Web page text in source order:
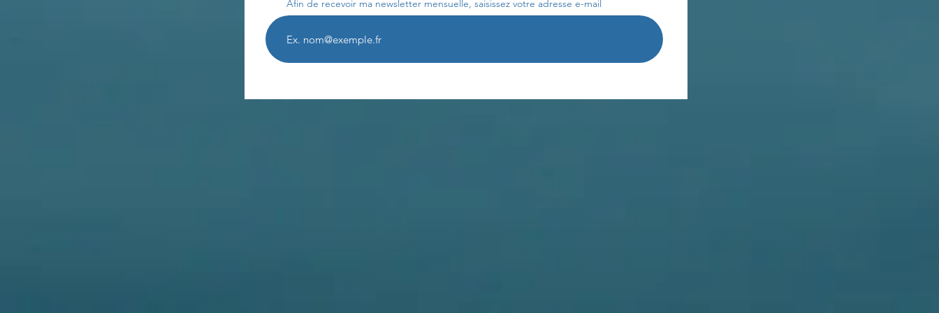
Afin de recevoir ma newsletter mensuelle, saisissez votre adresse e-mail